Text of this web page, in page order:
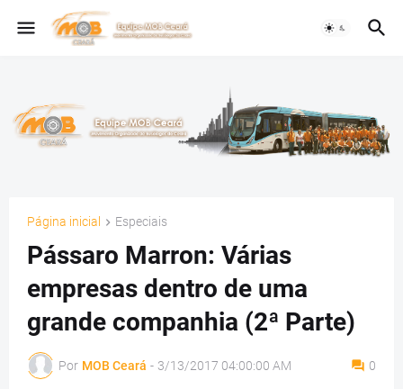
Página inicial Especiais
Pássaro Marron: Várias
empresas dentro de uma
grande companhia (2ª Parte)
Por MOB Ceará - 3/13/2017 04:00:00 AM 0